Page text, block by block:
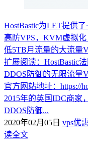
HostBastic为LET提供
高防VPS，KVM虚拟化
低5TB月流量的大流量
扩展阅读：HostBastic
DDOS防御的无限流量
官方网站地址：https://
2015年的英国IDC商家
DDOS防御...
2020年02月05日 vps优
读全文